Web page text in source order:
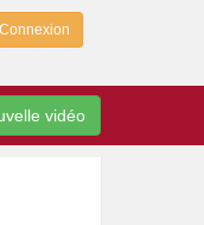
Connexion
vidéo